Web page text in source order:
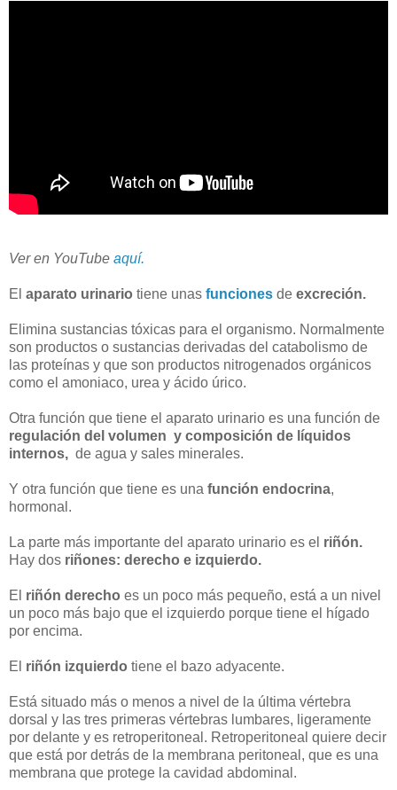
Ver en YouTube aquí.
El aparato urinario tiene unas funciones de excreción.
Elimina sustancias tóxicas para el organismo. Normalmente
son productos o sustancias derivadas del catabolismo de
las proteínas y que son productos nitrogenados orgánicos
como el amoniaco, urea y ácido úrico.
Otra función que tiene el aparato urinario es una función de
regulación del volumen y composición de líquidos
internos, de agua y sales minerales.
Y otra función que tiene es una función endocrina,
hormonal.
La parte más importante del aparato urinario es el riñón.
Hay dos riñones: derecho e izquierdo.
El riñón derecho es un poco más pequeño, está a un nivel
un poco más bajo que el izquierdo porque tiene el hígado
por encima.
El riñón izquierdo tiene el bazo adyacente.
Está situado más o menos a nivel de la última vértebra
dorsal y las tres primeras vértebras lumbares, ligeramente
por delante y es retroperitoneal. Retroperitoneal quiere decir
que está por detrás de la membrana peritoneal, que es una
membrana que protege la cavidad abdominal.